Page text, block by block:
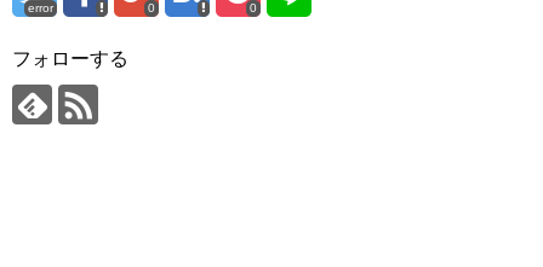
error 0 0
フォローする